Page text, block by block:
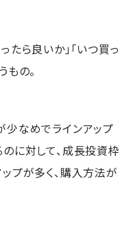
たら良いか」「いつ買っ
もの。
なめでラインアップ
に対して、成長投資枠
プが多く、購入方法が